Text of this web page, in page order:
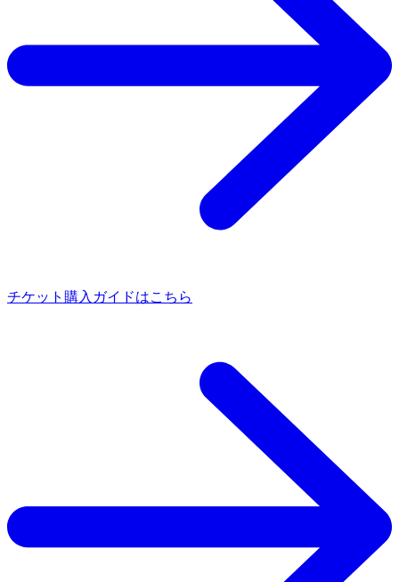
チケット購入ガイドはこちら